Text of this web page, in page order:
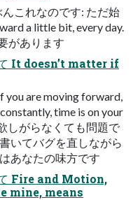
これなのです: ただ始
a little bit, every day.
があります
て It doesn’t matter if
you are moving forward,
time is on your
がらなくても問題で
いてバグを直しながら
あなたの味⽅です
て Fire and Motion,
mine, means